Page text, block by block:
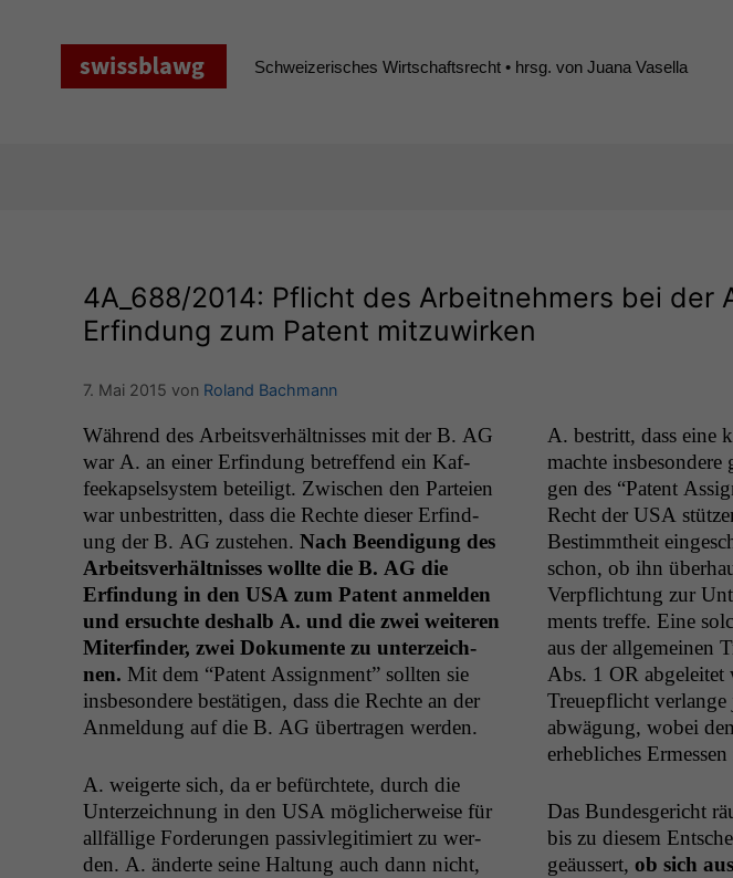
Schweizerisches Wirtschaftsrecht • hrsg. von Juana Vasella
4A_688/2014: Pflicht des Arbeitnehmers bei der
Erfindung zum Patent mitzuwirken
7. Mai 2015 von Roland Bachmann
Während des Arbeitsver­hält­niss­es mit der B. AG
war A. an ein­er Erfind­ung betr­e­f­fend ein Kaf­
feekapsel­sys­tem beteiligt. Zwis­chen den Parteien
war unbe­strit­ten, dass die Rechte dieser Erfind­
ung der B. AG zuste­hen. Nach Beendi­gung des
Arbeitsver­hält­niss­es wollte die B. AG die
Erfind­ung in den USA zum Patent anmelden
und ersuchte deshalb A. und die zwei weit­eren
Miterfind­er, zwei Doku­mente zu unterze­ich­
nen. Mit dem “Patent Assign­ment” soll­ten sie
ins­beson­dere bestäti­gen, dass die Rechte an der
Anmel­dung auf die B. AG über­tra­gen werden.
A. weigerte sich, da er befürchtete, durch die
Unterze­ich­nung in den USA möglicher­weise für
allfäl­lige Forderun­gen pas­sivle­git­imiert zu wer­
den. A. änderte seine Hal­tung auch dann nicht,
A. bestritt, dass eine
machte
gen des “Patent
Recht der USA
Bes­timmtheit
schon, ob ihn
Verpflich­tung zur
ments tre­ffe. Eine
aus der all­ge­meinen
Abs. 1 OR abgeleit­et
Treuepflicht ver­lange
ab­wä­gung, wobei
erhe­blich­es
Das Bun­des­gericht
bis zu diesem
geäussert, ob sich